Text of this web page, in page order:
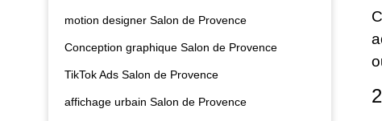
motion designer Salon de Provence
Conception graphique Salon de Provence
TikTok Ads Salon de Provence
affichage urbain Salon de Provence